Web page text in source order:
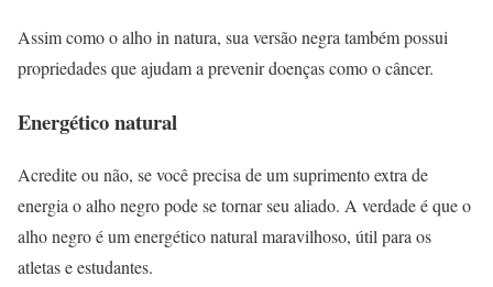
Assim como o alho in natura, sua versão negra também possui
propriedades que ajudam a prevenir doenças como o câncer.
Energético natural
Acredite ou não, se você precisa de um suprimento extra de
energia o alho negro pode se tornar seu aliado. A verdade é que o
alho negro é um energético natural maravilhoso, útil para os
atletas e estudantes.